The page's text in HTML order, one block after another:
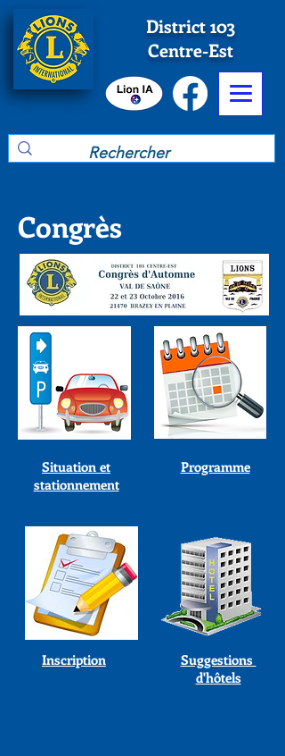
District 103
Centre-Est
Congrès
Situation et
stationnement
Inscription
Programme
Suggestions
d'hôtels